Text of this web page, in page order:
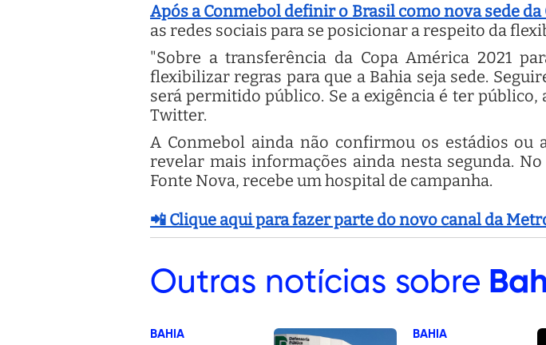
Após a Conmebol definir o Brasil como nova sede da
as redes sociais para se posicionar a respeito da
"Sobre a transferência da Copa América 2021
flexibilizar regras para que a Bahia seja sede.
será permitido público. Se a exigência é ter
Twitter.
A Conmebol ainda não confirmou os estádios ou
revelar mais informações ainda nesta segunda.
Fonte Nova, recebe um hospital de campanha.
📲 Clique aqui para fazer parte do novo canal da
Outras notícias sobre
BAHIA BAHIA